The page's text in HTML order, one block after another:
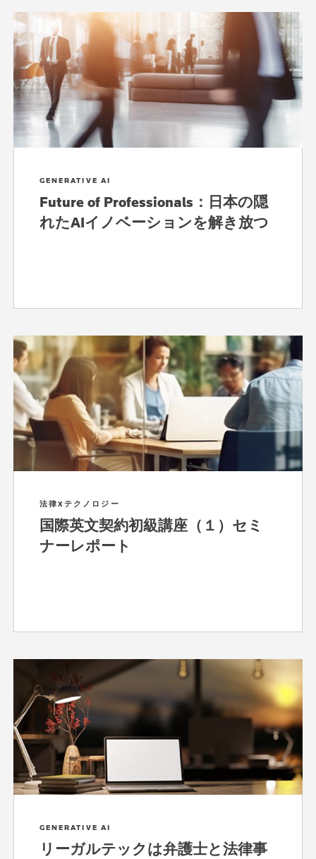
GENERATIVE AI
Future of Professionals：日本の隠
れたAIイノベーションを解き放つ
法律Xテクノロジー
国際英文契約初級講座（１）セミ
ナーレポート
GENERATIVE AI
リーガルテックは弁護士と法律事